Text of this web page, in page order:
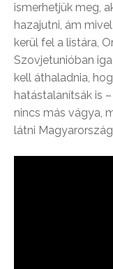
ismerhetjük meg,
hazajutni, ám
kerül fel a listára,
Szovjetunióban
kell áthaladnia,
hatástalanítsák is
nincs más vágya,
látni